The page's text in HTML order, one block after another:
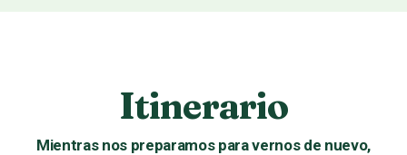
Itinerario
Mientras nos preparamos para vernos de nuevo,